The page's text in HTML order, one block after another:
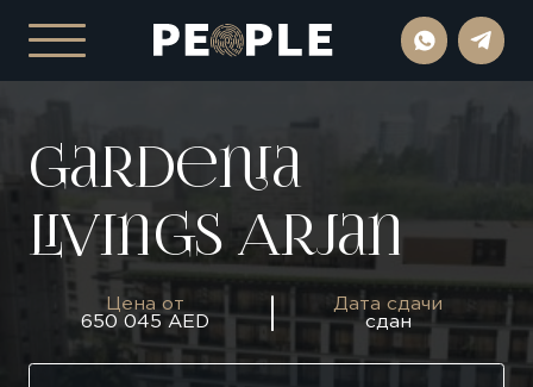
Gardenia
Livings Arjan
Цена от
650 045 AED
Дата сдачи
сдан